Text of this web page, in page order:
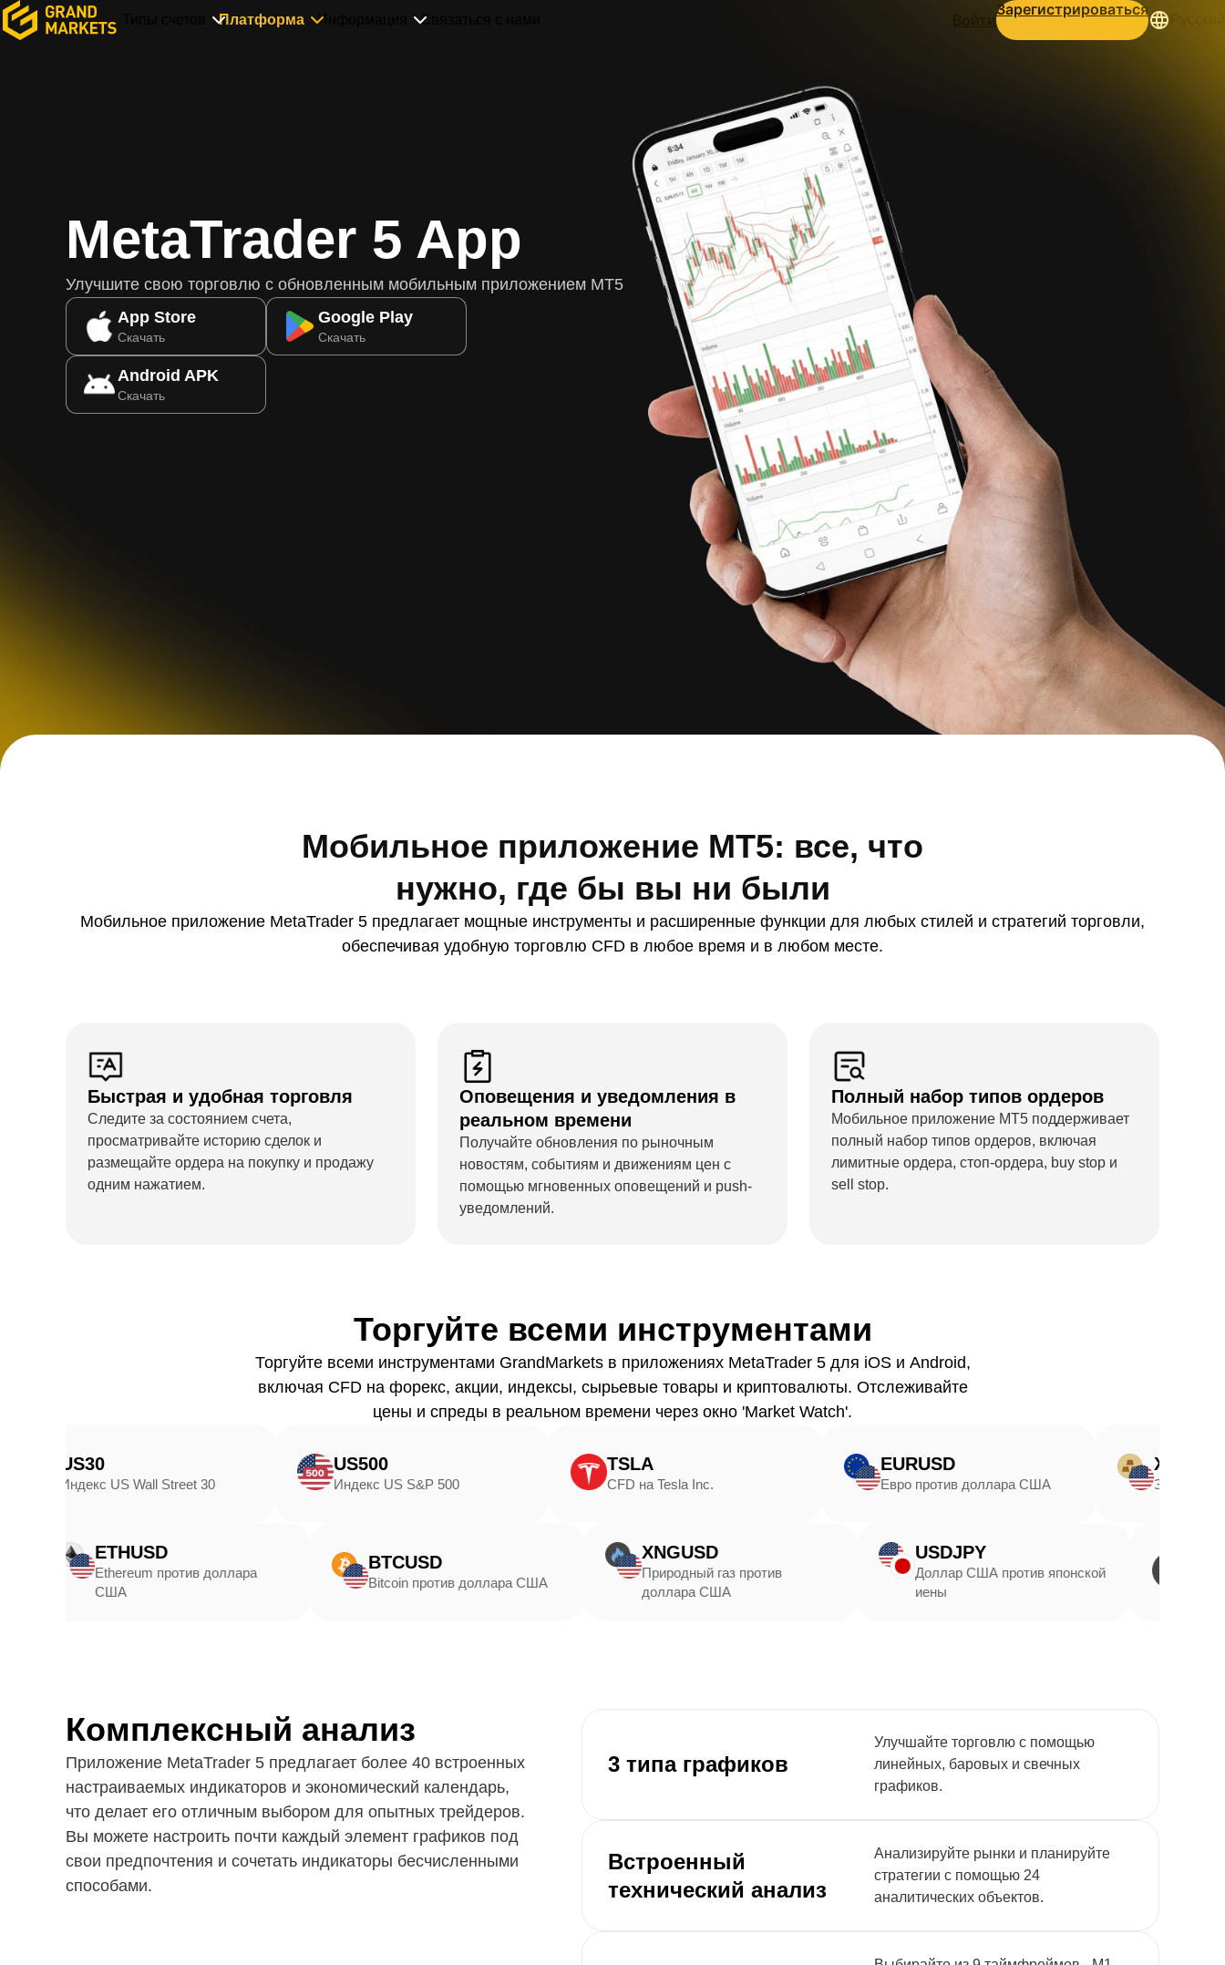
Платформа Информация Связаться с нами
Зарегистрироваться
MetaTrader 5 App
Улучшите свою торговлю с обновленным мобильным приложением MT5
App Store
Скачать
Google Play
Скачать
Android APK
Скачать
Мобильное приложение MT5: все, что
нужно, где бы вы ни были
Мобильное приложение MetaTrader 5 предлагает мощные инструменты и расширенные функции для любых стилей и стратегий торговли,
обеспечивая удобную торговлю CFD в любое время и в любом месте.
Быстрая и удобная торговля
Следите за состоянием счета,
просматривайте историю сделок и
размещайте ордера на покупку и продажу
одним нажатием.
Оповещения и уведомления в
реальном времени
Получайте обновления по рыночным
новостям, событиям и движениям цен с
помощью мгновенных оповещений и push-
уведомлений.
Полный набор типов ордеров
Мобильное приложение MT5 поддерживает
полный набор типов ордеров, включая
лимитные ордера, стоп-ордера, buy stop и
sell stop.
Торгуйте всеми инструментами
Торгуйте всеми инструментами GrandMarkets в приложениях MetaTrader 5 для iOS и Android,
включая CFD на форекс, акции, индексы, сырьевые товары и криптовалюты. Отслеживайте
цены и спреды в реальном времени через окно 'Market Watch'.
US Wall Street 30
US500
Индекс US S&P 500
TSLA
CFD на Tesla Inc.
EURUSD
Евро против доллара США
XAUUSD
Золото против
Ethereum против доллара
Bitcoin против доллара США
XNGUSD
Природный газ против
доллара США
Доллар США против японской
Комплексный анализ
Приложение MetaTrader 5 предлагает более 40 встроенных
настраиваемых индикаторов и экономический календарь,
что делает его отличным выбором для опытных трейдеров.
Вы можете настроить почти каждый элемент графиков под
свои предпочтения и сочетать индикаторы бесчисленными
способами.
3 типа графиков
Улучшайте торговлю с помощью
линейных, баровых и свечных
графиков.
Встроенный
технический анализ
Анализируйте рынки и планируйте
стратегии с помощью 24
аналитических объектов.